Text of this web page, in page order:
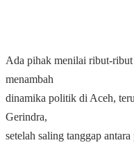
Ada pihak menilai ribut-
menambah
dinamika politik di Aceh,
Gerindra,
setelah saling tanggap